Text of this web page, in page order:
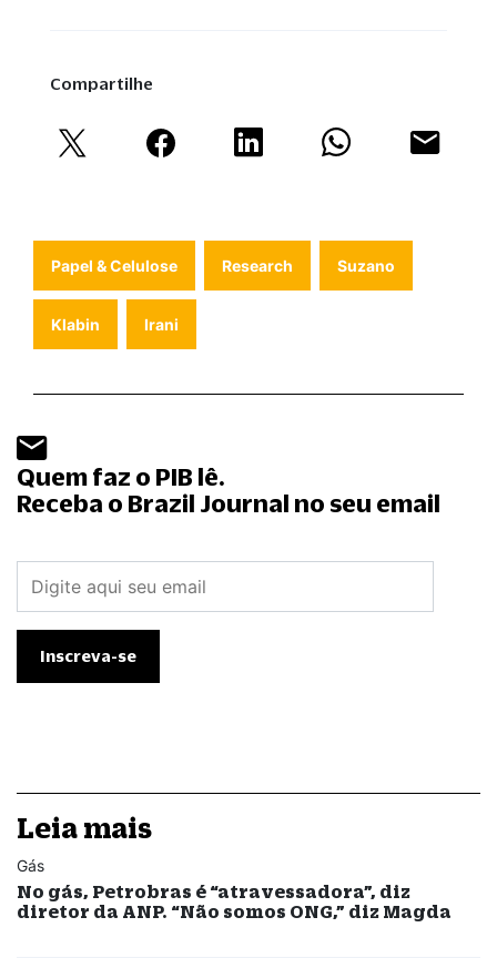
Compartilhe
Papel & Celulose Research Suzano
Klabin Irani
Quem faz o PIB lê.
Receba o Brazil Journal no seu email
Leia mais
Gás
No gás, Petrobras é “atravessadora”, diz
diretor da ANP. “Não somos ONG,” diz Magda